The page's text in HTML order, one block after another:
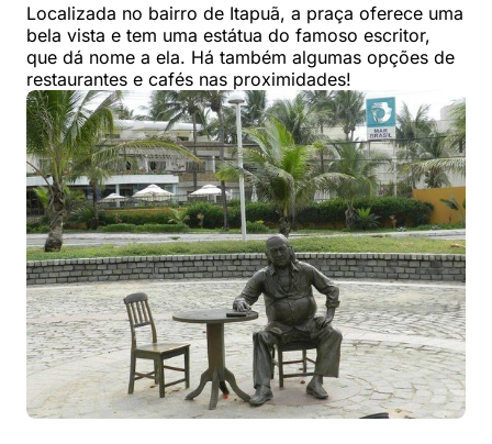
Localizada no bairro de Itapuã, a praça oferece uma
bela vista e tem uma estátua do famoso escritor,
que dá nome a ela. Há também algumas opções de
restaurantes e cafés nas proximidades!